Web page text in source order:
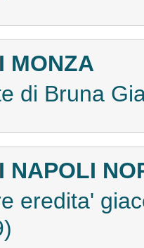
MONZA
di Bruna
NAPOLI
eredita'